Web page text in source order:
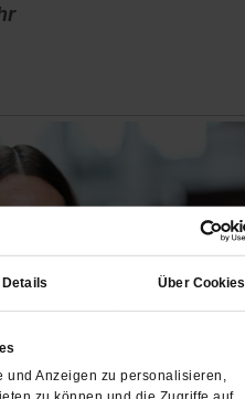
Details Über Cookies
Anzeigen zu personalisieren,